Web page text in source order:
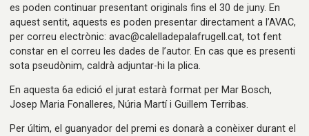
es poden continuar presentant originals fins el 30 de juny. En
aquest sentit, aquests es poden presentar directament a l’AVAC,
per correu electrònic: avac@calelladepalafrugell.cat, tot fent
constar en el correu les dades de l’autor. En cas que es presenti
sota pseudònim, caldrà adjuntar-hi la plica.
En aquesta 6a edició el jurat estarà format per Mar Bosch,
Josep Maria Fonalleres, Núria Martí i Guillem Terribas.
Per últim, el guanyador del premi es donarà a conèixer durant el